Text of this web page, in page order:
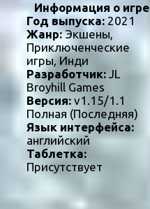
Информация о игре
Год выпуска: 2021
Жанр:Экшены,
Приключенческие
игры, Инди
Разработчик: JL
Broyhill Games
Версия: v1.15/1.1
Полная (Последняя)
Язык интерфейса:
английский
Таблетка:
Присутствует